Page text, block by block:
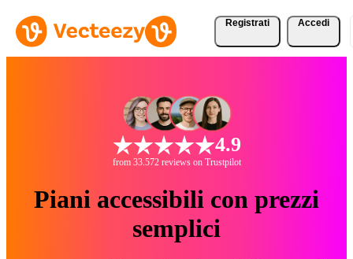
Registrati Accedi
4.9
from 33.572 reviews on Trustpilot
Piani accessibili con prezzi
semplici